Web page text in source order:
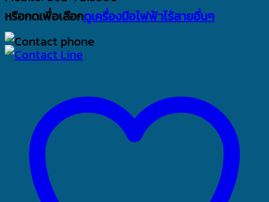
หรือกดเพื่อเลือกดูเครื่องมือไฟฟ้าไร้สายอื่นๆ